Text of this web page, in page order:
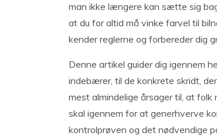
man ikke længere kan sætte sig
at du for altid må vinke farvel til
kender reglerne og forbereder dig
Denne artikel guider dig igennem
indebærer, til de konkrete skridt,
mest almindelige årsager til, at
skal igennem for at generhverve
kontrolprøven og det nødvendige